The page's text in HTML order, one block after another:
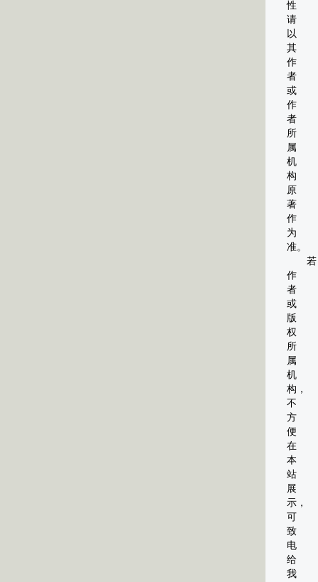
性
请
以
其
作
者
或
作
者
所
属
机
构
原
著
作
为
准。
若
作
者
或
版
权
所
属
机
构，
不
方
便
在
本
站
展
示，
可
致
电
给
我